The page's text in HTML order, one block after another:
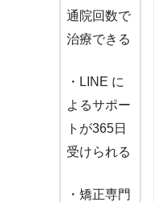
通院回数で
治療できる
・LINE に
よるサポー
トが365日
受けられる
・矯正専門